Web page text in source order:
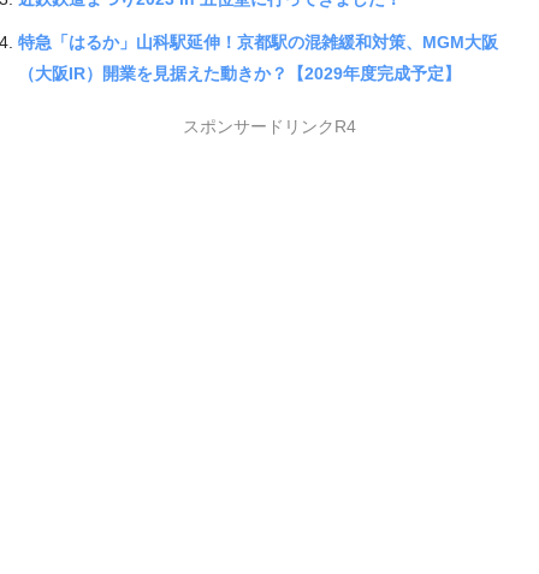
特急「はるか」山科駅延伸！京都駅の混雑緩和対策、MGM大阪
（大阪IR）開業を見据えた動きか？【2029年度完成予定】
スポンサードリンクR4